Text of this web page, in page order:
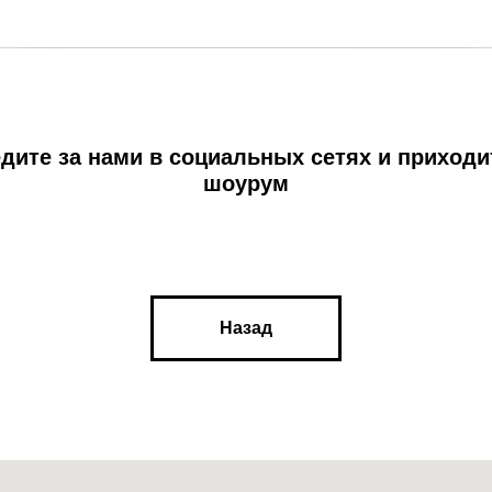
за нами в социальных сетях и
шоурум
Назад